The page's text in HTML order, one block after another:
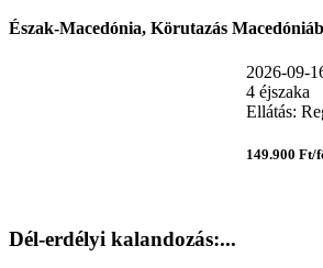
Észak-Macedónia, Körutazás
2026-09-
4 éjszaka
Ellátás:
149.900 Ft/
Dél-erdélyi kalandozás:...